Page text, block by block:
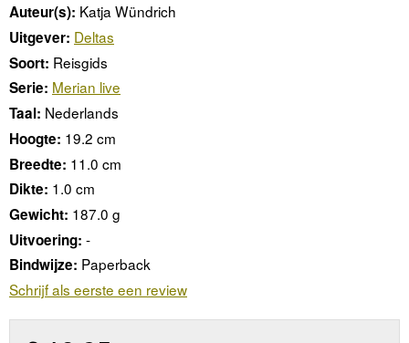
Auteur(s): Katja Wündrich
Uitgever: Deltas
Soort: Reisgids
Serie: Merian live
Taal: Nederlands
Hoogte: 19.2 cm
Breedte: 11.0 cm
Dikte: 1.0 cm
Gewicht: 187.0 g
Uitvoering: -
Bindwijze: Paperback
Schrijf als eerste een review